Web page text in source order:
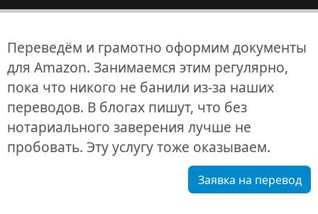
Переведём и грамотно оформим документы
для Amazon. Занимаемся этим регулярно,
пока что никого не банили из-за наших
переводов. В блогах пишут, что без
нотариального заверения лучше не
пробовать. Эту услугу тоже оказываем.
Заявка на перевод